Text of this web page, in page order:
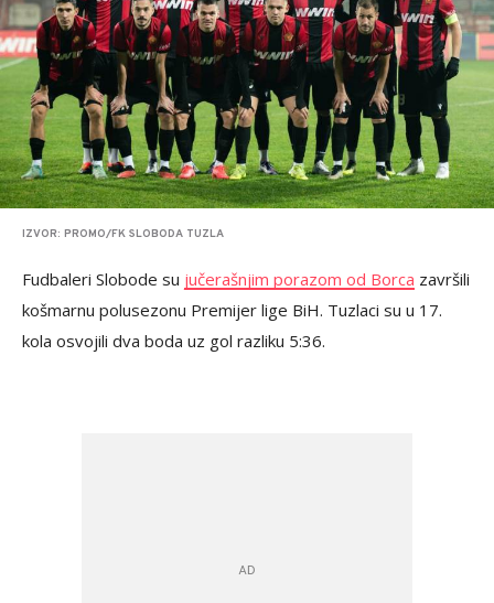
IZVOR: PROMO/FK SLOBODA TUZLA
Fudbaleri Slobode su jučerašnjim porazom od Borca završili
košmarnu polusezonu Premijer lige BiH. Tuzlaci su u 17.
kola osvojili dva boda uz gol razliku 5:36.